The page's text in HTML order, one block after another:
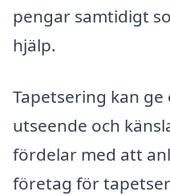
pengar samtidigt
hjälp.
Tapetsering kan
utseende och
fördelar med att
företag för